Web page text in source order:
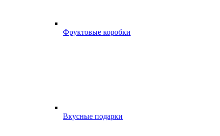
Фруктовые коробки
Вкусные подарки